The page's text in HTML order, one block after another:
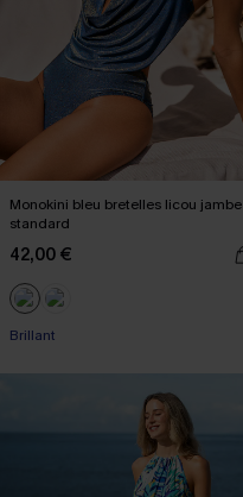
Monokini bleu bretelles licou jambe
standard
42,00 €
Brillant